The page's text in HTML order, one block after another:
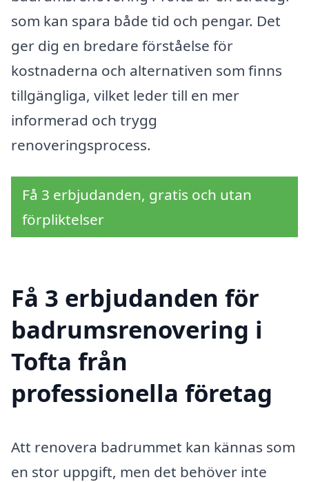
som kan spara både tid och pengar. Det
ger dig en bredare förståelse för
kostnaderna och alternativen som finns
tillgängliga, vilket leder till en mer
informerad och trygg
renoveringsprocess.
Få 3 erbjudanden, gratis och utan
förpliktelser
Få 3 erbjudanden för
badrumsrenovering i
Tofta från
professionella företag
Att renovera badrummet kan kännas som
en stor uppgift, men det behöver inte